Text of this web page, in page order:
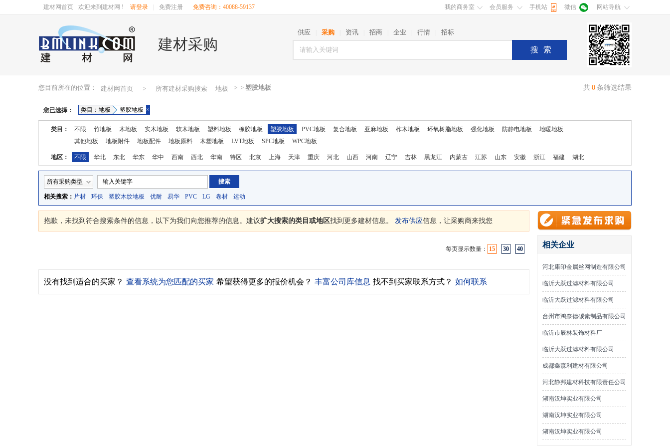
建材网首页 欢迎来到建材网 ! 请登录 免费注册 免费咨询：40088-59137 我的商务室 会员服务 手机站 微信 网站导航
建材采购
供应 采购 资讯 招商 企业 行情 招标
搜索
您目前所在的位置： 建材网首页 > 所有建材采购搜索 >
地板 > 塑胶地板 共 0 条筛选结果
您已选择： 类目：地板 塑胶地板 ×
类目： 不限 竹地板 木地板 实木地板 软木地板 塑料地板 橡胶地板 塑胶地板 PVC地板 复合地板 亚麻地板 柞木地板 环氧树脂地板 强化地板 防静电地板
地暖地板
其他地板
地板附件 地板配件 地板原料 木塑地板 LVT地板 SPC地板 WPC地板
地区： 不限 华北 东北 华东 华中 西南 西北 华南 特区 北京 上海 天津 重庆 河北 山西 河南 辽宁 吉林 黑龙江 内蒙古 江苏 山东 安徽 浙江 福建
湖北
湖南
广东 广西 江西 四川 海南 贵州 云南 西藏 陕西 甘肃 青海 宁夏 新疆 台湾 香港
澳门
所有采购类型
相关搜索： 片材 环保 塑胶木纹地板 优耐 易华 PVC LG 卷材 运动
抱歉，未找到符合搜索条件的信息，以下为我们向您推荐的信息。建议扩大搜索的类目或地区找到更多建材信息。 发布供应信息，让采购商来找您
每页显示数量： 15 30 40
没有找到适合的买家？ 查看系统为您匹配的买家 希望获得更多的报价机会？ 丰富公司库信息 找不到买家联系方式？ 如何联系
相关企业
河北康印金属丝网制造有限公司
临沂大跃过滤材料有限公司
临沂大跃过滤材料有限公司
台州市鸿奈德碳素制品有限公司
临沂市辰林装饰材料厂
临沂大跃过滤材料有限公司
成都鑫森利建材有限公司
河北静邦建材科技有限责任公司
湖南汉坤实业有限公司
湖南汉坤实业有限公司
湖南汉坤实业有限公司